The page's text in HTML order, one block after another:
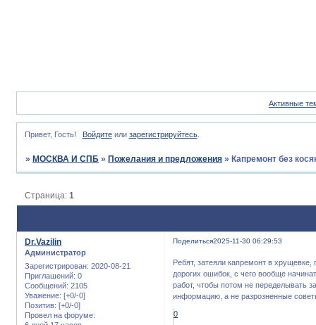
Активные
Привет, Гость! Войдитеили зарегистрируйтесь.
» МОСКВА И СПБ » Пожелания и предложения » Капремонт без
Страница:1
Поделиться2025-11-30 06:29:53
Dr.Vazilin
Администратор
Зарегистрирован: 2020-08-21
Приглашений: 0
Сообщений: 2105
Уважение: [+0/-0]
Позитив: [+0/-0]
Провел на форуме:
Ребят, затеяли капремонт в
дорогих ошибок, с чего вообще
работ, чтобы потом не переделывать
информацию, а не разрозненные
0